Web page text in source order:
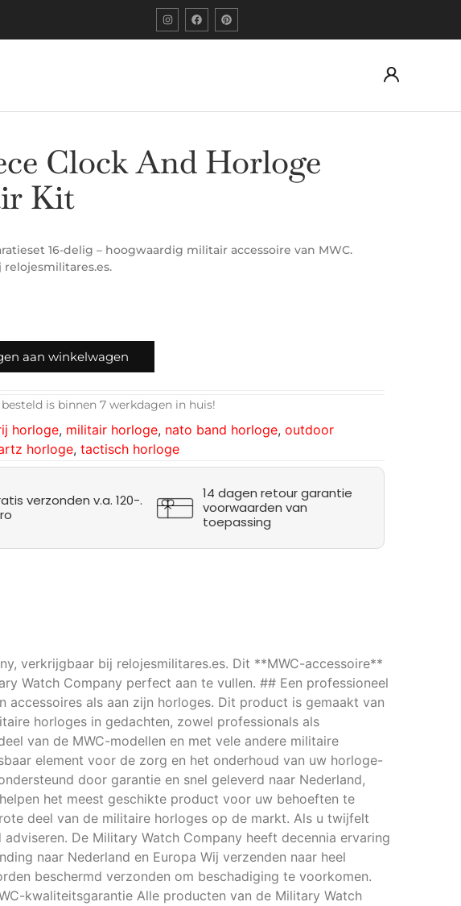
Clock And Horloge
Kit
16-delig – hoogwaardig militair accessoire van MWC.
aan winkelwagen
is binnen 7 werkdagen in huis!
horloge, militair horloge, nato band horloge, outdoor
horloge, tactisch horloge
verzonden v.a. 120-.
14 dagen retour garantie
voorwaarden van
toepassing
verkrijgbaar bij relojesmilitares.es. Dit **MWC-accessoire**
Watch Company perfect aan te vullen. ## Een professioneel
als aan zijn horloges. Dit product is gemaakt van
horloges in gedachten, zowel professionals als
van de MWC-modellen en met vele andere militaire
element voor de zorg en het onderhoud van uw horloge-
door garantie en snel geleverd naar Nederland,
het meest geschikte product voor uw behoeften te
deel van de militaire horloges op de markt. Als u twijfelt
De Military Watch Company heeft decennia ervaring
naar Nederland en Europa Wij verzenden naar heel
beschermd verzonden om beschadiging te voorkomen.
kwaliteitsgarantie Alle producten van de Military Watch